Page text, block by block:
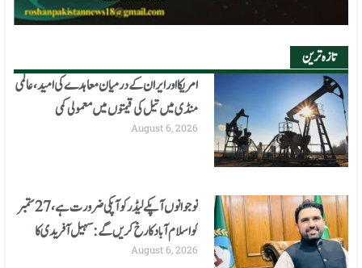
تازہ ترین
امریکا اور ایران کے درمیان معاہدے کی امید، عالمی
منڈی میں تیل کی قیمتوں میں معمولی کمی
August 6, 2026
نوجوانوں آپکے لیڈر کو آپکی ضرورت ہے، 27 ستمبر
کو اسلام آباد کا رخ کریں گے: سہیل آفریدی کا
اعلان
August 6, 2026